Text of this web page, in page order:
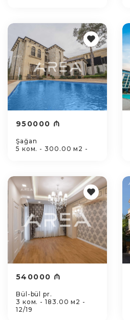
950000 ₼
Şağan
5 ком. - 300.00 м2 -
540000 ₼
Bül-bül pr.
3 ком. - 183.00 м2 -
12/19